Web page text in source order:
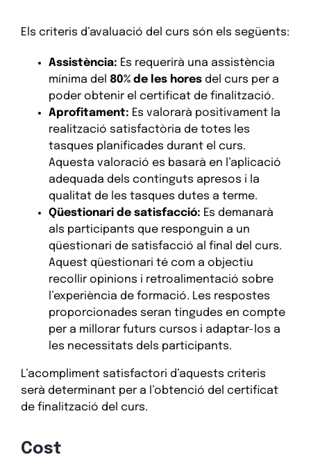
Els criteris d’avaluació del curs són els següents:
Assistència: Es requerirà una assistència
mínima del 80% de les horesdel curs per a
poder obtenir el certificat de finalització.
Aprofitament: Es valorarà positivament la
realització satisfactòria de totes les
tasques planificades durant el curs.
Aquesta valoració es basarà en l’aplicació
adequada dels continguts apresos i la
qualitat de les tasques dutes a terme.
Qüestionari de satisfacció: Es demanarà
als participants que responguin a un
qüestionari de satisfacció al final del curs.
Aquest qüestionari té com a objectiu
recollir opinions i retroalimentació sobre
l’experiència de formació. Les respostes
proporcionades seran tingudes en compte
per a millorar futurs cursos i adaptar-los a
les necessitats dels participants.
L’acompliment satisfactori d’aquests criteris
serà determinant per a l’obtenció del certificat
de finalització del curs.
Cost